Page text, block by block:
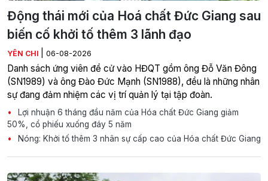
Động thái mới của Hoá chất Đức Giang sau
biến cố khởi tố thêm 3 lãnh đạo
YÊN CHI 06-08-2026
Danh sách ứng viên đề cử vào HĐQT gồm ông Đỗ Văn Đông
(SN1989) và ông Đào Đức Mạnh (SN1988), đều là những nhân
sự đang đảm nhiệm các vị trí quản lý tại tập đoàn.
Lợi nhuận 6 tháng đầu năm của Hóa chất Đức Giang giảm
50%, cổ phiếu xuống đáy 5 năm
Nóng: Khởi tố thêm 3 nhân sự cấp cao của Hóa chất Đức Giang